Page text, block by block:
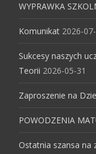
WYPRAWKA
Komunikat 2026-
Sukcesy naszych
Teorii 2026-05-31
Zaproszenie na
POWODZENIA
Ostatnia szansa na